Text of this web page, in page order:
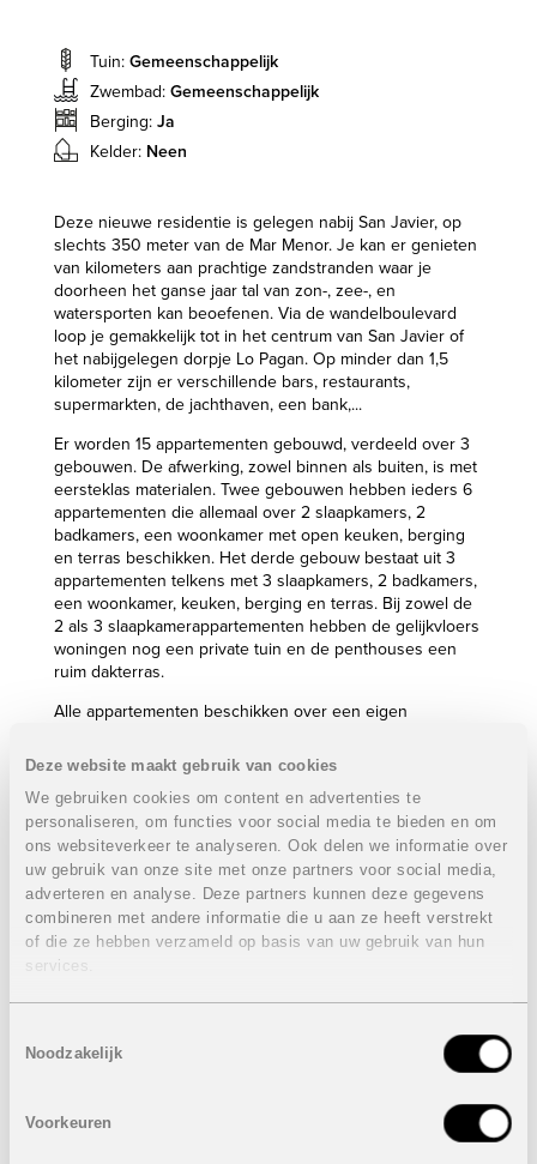
Deze website maakt gebruik van cookies
We gebruiken cookies om content en advertenties te
personaliseren, om functies voor social media te bieden en om
ons websiteverkeer te analyseren. Ook delen we informatie over
uw gebruik van onze site met onze partners voor social media,
adverteren en analyse. Deze partners kunnen deze gegevens
combineren met andere informatie die u aan ze heeft verstrekt
of die ze hebben verzameld op basis van uw gebruik van hun
services.
Noodzakelijk
Voorkeuren
Tuin: Gemeenschappelijk
Zwembad: Gemeenschappelijk
Berging: Ja
Kelder: Neen
Deze nieuwe residentie is gelegen nabij San Javier, op
slechts 350 meter van de Mar Menor. Je kan er genieten
van kilometers aan prachtige zandstranden waar je
doorheen het ganse jaar tal van zon-, zee-, en
watersporten kan beoefenen. Via de wandelboulevard
loop je gemakkelijk tot in het centrum van San Javier of
het nabijgelegen dorpje Lo Pagan. Op minder dan 1,5
kilometer zijn er verschillende bars, restaurants,
supermarkten, de jachthaven, een bank,...
Er worden 15 appartementen gebouwd, verdeeld over 3
gebouwen. De afwerking, zowel binnen als buiten, is met
eersteklas materialen. Twee gebouwen hebben ieders 6
appartementen die allemaal over 2 slaapkamers, 2
badkamers, een woonkamer met open keuken, berging
en terras beschikken. Het derde gebouw bestaat uit 3
appartementen telkens met 3 slaapkamers, 2 badkamers,
een woonkamer, keuken, berging en terras. Bij zowel de
2 als 3 slaapkamerappartementen hebben de gelijkvloers
woningen nog een private tuin en de penthouses een
ruim dakterras.
Alle appartementen beschikken over een eigen
Eigenschappen appartementen gelijkvloers 2
slaapkamers: VERKOCHT
2 Slaapkamers
2 Badkamers
Bebouwde oppervlakte: 85,55 m²
Terras: 15,10 m²
Tuin: van 63,75 m² tot 121 m²
Autostaanplaats
Eigenschappen laatste appartement 1e verdieping 2